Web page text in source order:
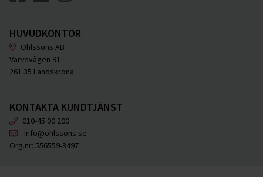
HUVUDKONTOR
Ohlssons AB
Varvsvägen 91
261 35 Landskrona
KONTAKTA KUNDTJÄNST
010-45 00 200
info@ohlssons.se
Org.nr: 556559-3497